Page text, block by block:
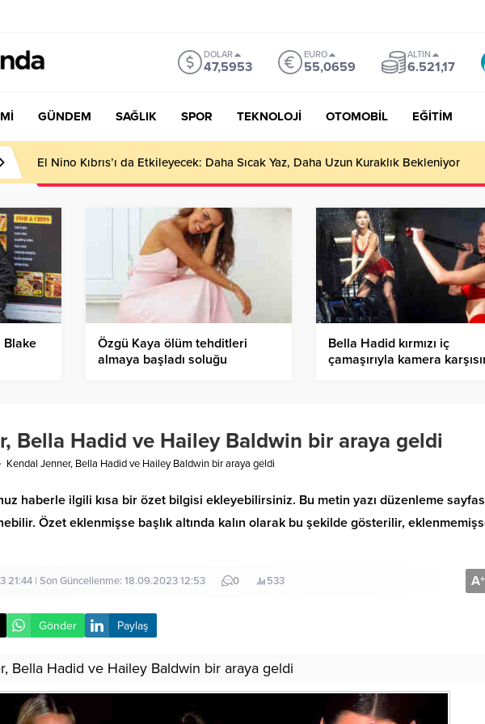
DOLAR
47,5953
EURO
55,0659
ALTIN
6.521,17
GÜNDEM SAĞLIK SPOR TEKNOLOJİ OTOMOBİL EĞİTİM
El Nino Kıbrıs’ı da Etkileyecek: Daha Sıcak Yaz, Daha Uzun Kuraklık Bekleniyor
Blake
Özgü Kaya ölüm tehditleri
almaya başladı soluğu
Bella Hadid kırmızı iç
çamaşırıyla kamera
Bella Hadid ve Hailey Baldwin bir araya geldi
Kendal Jenner, Bella Hadid ve Hailey Baldwin bir araya geldi
haberle ilgili kısa bir özet bilgisi ekleyebilirsiniz. Bu metin yazı düzenleme
Özet eklenmişse başlık altında kalın olarak bu şekilde gösterilir,
21:44 | Son Güncellenme: 18.09.2023 12:53 0 533 A+
Gönder Paylaş
Bella Hadid ve Hailey Baldwin bir araya geldi
çamaşırıyla kamera